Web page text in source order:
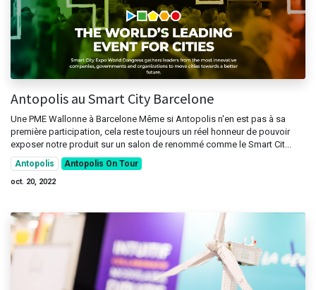
Antopolis au Smart City Barcelone
Une PME Wallonne à Barcelone Même si Antopolis n'en est pas à sa
première participation, cela reste toujours un réel honneur de pouvoir
exposer notre produit sur un salon de renommé comme le Smart Cit...
Antopolis Antopolis On Tour
oct. 20, 2022